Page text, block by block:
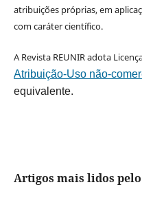
atribuições próprias, em
com caráter científico.
A Revista REUNIR adota
Atribuição-Uso não-
equivalente.
Artigos mais lidos